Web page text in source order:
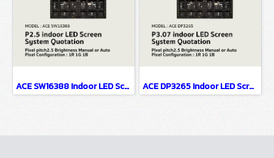
ACE SW16388 Indoor LED Screen System Quotation P2.5 ACE DP3265 Indoor LED Screen System Quotation P3.07